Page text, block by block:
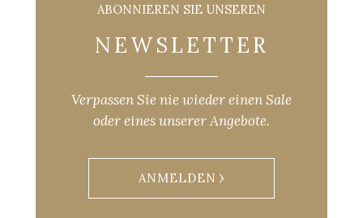
ABONNIEREN SIE UNSEREN
NEWSLETTER
Verpassen Sie nie wieder einen Sale
oder eines unserer Angebote.
ANMELDEN